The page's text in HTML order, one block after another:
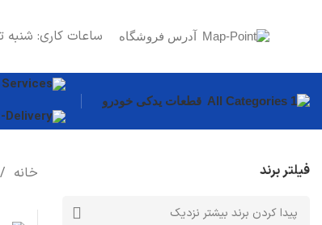
آدرس فروشگاه ساعات کاری: شنبه
قطعات یدکی خودرو
قطعات
سپر
فیلتر برند خانه